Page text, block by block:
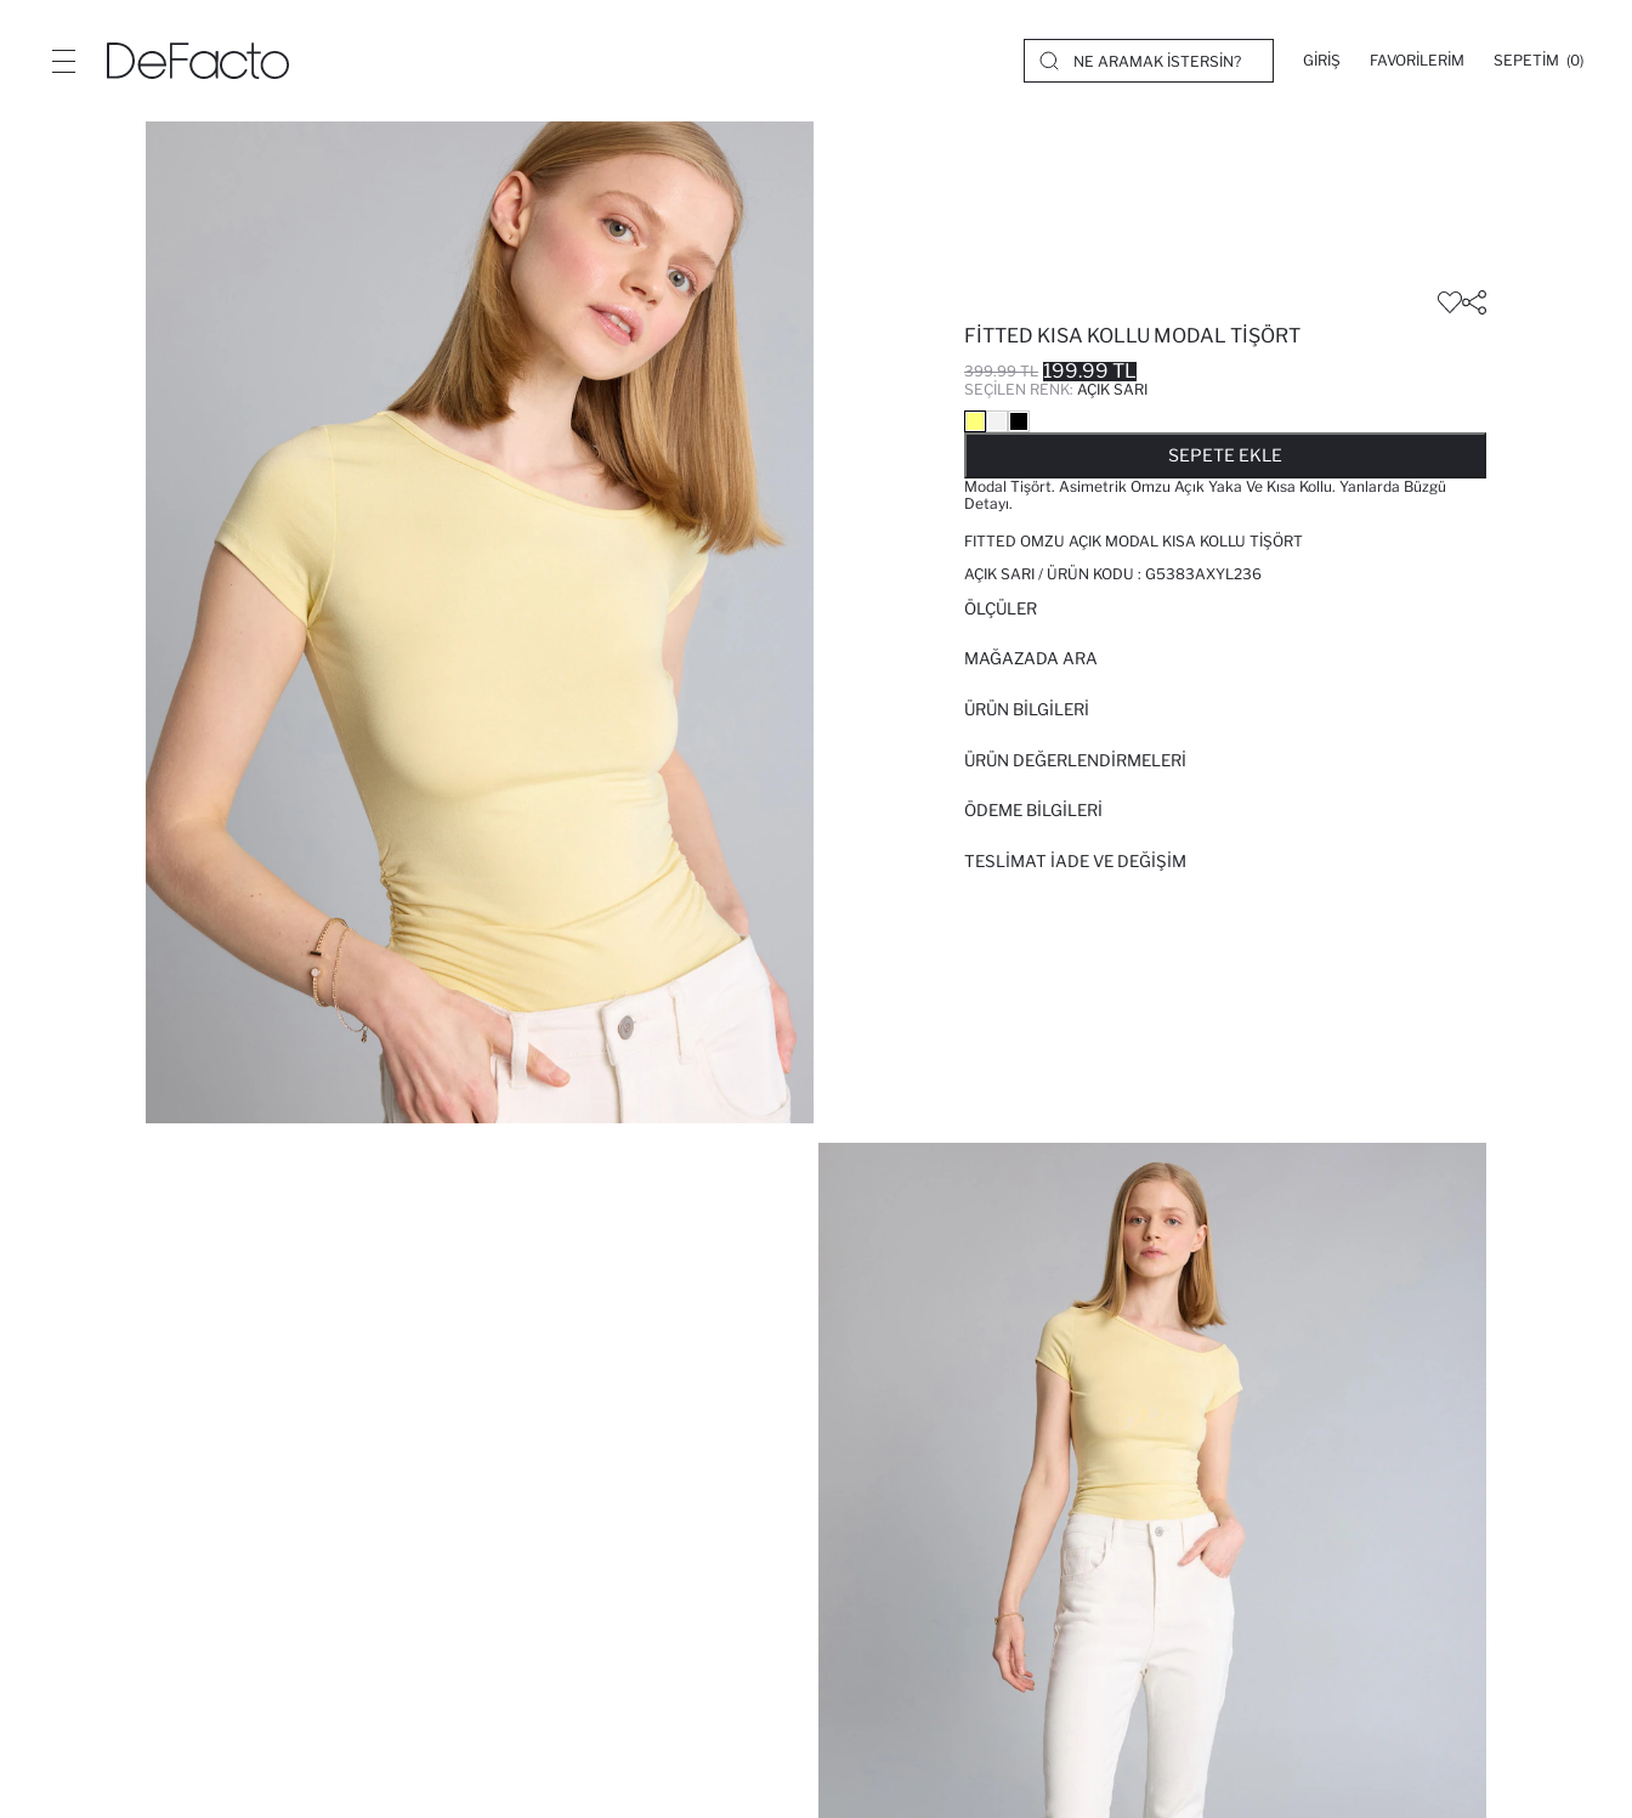
GIRIŞ FAVORILERIM SEPETIM (0)
FITTED KISA KOLLU MODAL TIŞÖRT
399.99 TL 199.99 TL
SEÇILEN RENK: AÇIK SARI
SEPETE EKLE
Modal Tişört. Asimetrik Omzu Açık Yaka Ve Kısa Kollu. Yanlarda Büzgü
Detayı.
FITTED OMZU AÇIK MODAL KISA KOLLU TIŞÖRT
AÇIK SARI / ÜRÜN KODU : G5383AXYL236
ÖLÇÜLER
MAĞAZADA ARA
ÜRÜN BILGILERI
ÜRÜN DEĞERLENDİRMELERİ
ÖDEME BİLGİLERİ
TESLIMAT İADE VE DEĞIŞIM